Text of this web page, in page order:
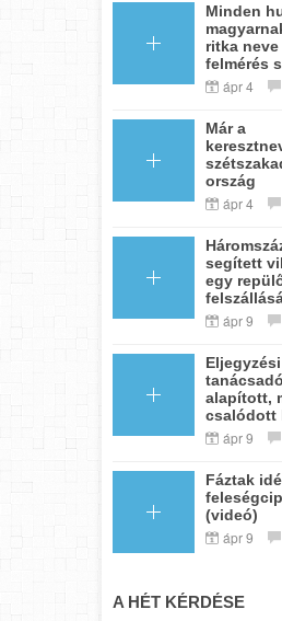
Minden
ritka
felmérés
ápr 4
Már a
ország
ápr 4
segített
egy
ápr 9
Eljegyzési
alapított,
csalódott
ápr 9
Fáztak
(videó)
ápr 9
A HÉT KÉRDÉSE